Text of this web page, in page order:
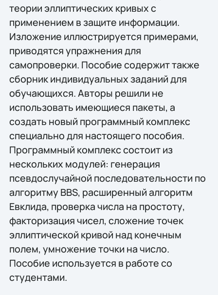
теории эллиптических кривых с
применением в защите информации.
Изложение иллюстрируется примерами,
приводятся упражнения для
самопроверки. Пособие содержит также
сборник индивидуальных заданий для
обучающихся. Авторы решили не
использовать имеющиеся пакеты, а
создать новый программный комплекс
специально для настоящего пособия.
Программный комплекс состоит из
нескольких модулей: генерация
псевдослучайной последовательности по
алгоритму BBS, расширенный алгоритм
Евклида, проверка числа на простоту,
факторизация чисел, сложение точек
эллиптической кривой над конечным
полем, умножение точки на число.
Пособие используется в работе со
студентами.